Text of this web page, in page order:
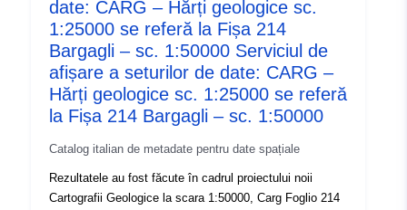
date: CARG – Hărți geologice sc.
1:25000 se referă la Fișa 214
Bargagli – sc. 1:50000 Serviciul de
afișare a seturilor de date: CARG –
Hărți geologice sc. 1:25000 se referă
la Fișa 214 Bargagli – sc. 1:50000
Catalog italian de metadate pentru date spațiale
Rezultatele au fost făcute în cadrul proiectului noii
Cartografii Geologice la scara 1:50000, Carg Foglio 214